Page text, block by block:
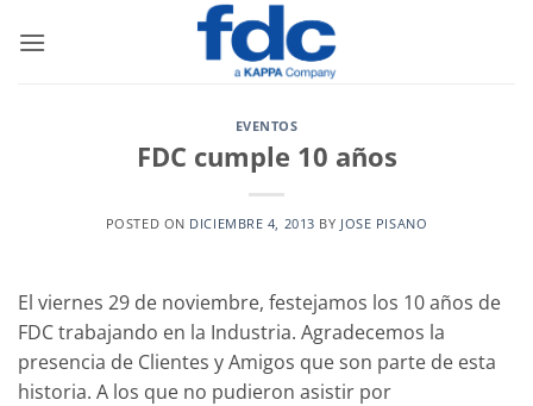
EVENTOS
FDC cumple 10 años
POSTED ON DICIEMBRE 4, 2013 BY JOSE PISANO
El viernes 29 de noviembre, festejamos los 10 años de
FDC trabajando en la Industria. Agradecemos la
presencia de Clientes y Amigos que son parte de esta
historia. A los que no pudieron asistir por